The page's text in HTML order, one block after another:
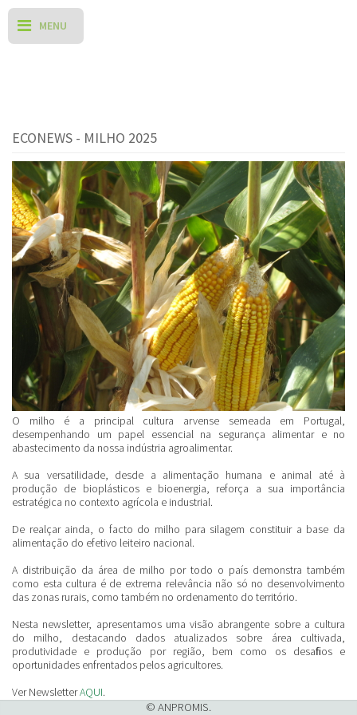
ECONEWS - MILHO 2025
O milho é a principal cultura arvense semeada em Portugal,
desempenhando um papel essencial na segurança alimentar e no
abastecimento da nossa indústria agroalimentar.
A sua versatilidade, desde a alimentação humana e animal até à
produção de bioplásticos e bioenergia, reforça a sua importância
estratégica no contexto agrícola e industrial.
De realçar ainda, o facto do milho para silagem constituir a base da
alimentação do efetivo leiteiro nacional.
A distribuição da área de milho por todo o país demonstra também
como esta cultura é de extrema relevância não só no desenvolvimento
das zonas rurais, como também no ordenamento do território.
Nesta newsletter, apresentamos uma visão abrangente sobre a cultura
do milho, destacando dados atualizados sobre área cultivada,
produtividade e produção por região, bem como os desaﬁos e
oportunidades enfrentados pelos agricultores.
Ver NewsletterAQUI.
© ANPROMIS.